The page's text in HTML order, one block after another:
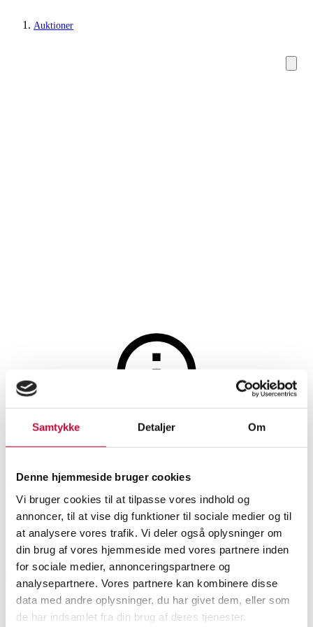
Samtykke Detaljer Om
Denne hjemmeside bruger cookies
Vi bruger cookies til at tilpasse vores indhold og
annoncer, til at vise dig funktioner til sociale medier og til
at analysere vores trafik. Vi deler også oplysninger om
din brug af vores hjemmeside med vores partnere inden
for sociale medier, annonceringspartnere og
analysepartnere. Vores partnere kan kombinere disse
data med andre oplysninger, du har givet dem, eller som
de har indsamlet fra din brug af deres tjenester.
Auktioner
Moderne billedkunst
Auktionen er afsluttet
Bornholm. (cd)
SHOWROOM
Odense
VURDERING
DKK 1.000
VARENUMMER
6593802
Beskrivelse